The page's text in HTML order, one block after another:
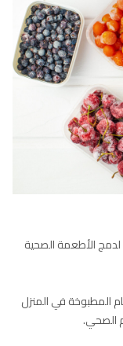
الأطعمة الصحية
المطبوخة في المنزل
الصحي.